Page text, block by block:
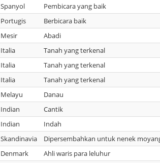
Spanyol
Pembicara yang baik
Portugis
Berbicara baik
Mesir
Abadi
Italia
Tanah yang terkenal
Italia
Tanah yang terkenal
Italia
Tanah yang terkenal
Melayu
Danau
Indian
Cantik
Indian
Indah
Skandinavia
Dipersembahkan untuk nenek
Denmark
Ahli waris para leluhur